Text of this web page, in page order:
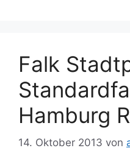
Falk
Hamburg
14. Oktober 2013 von